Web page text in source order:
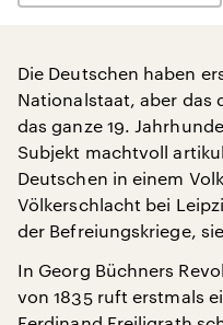
Die Deutschen haben
Nationalstaat, aber das
das ganze 19.
Subjekt machtvoll
Deutschen in einem
Völkerschlacht bei
der Befreiungskriege,
In Georg Büchners
von 1835 ruft erstmals